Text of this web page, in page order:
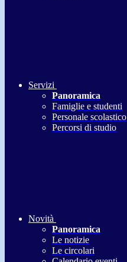
Servizi
Panoramica
Famiglie e studenti
Personale scolastico
Percorsi di studio
Novità
Panoramica
Le notizie
Le circolari